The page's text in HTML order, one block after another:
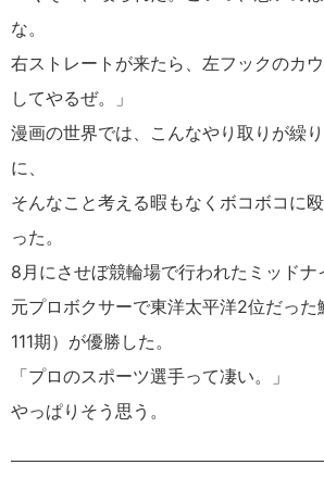
な。
右ストレートが来たら、左フックのカ
してやるぜ。」
漫画の世界では、こんなやり取りが繰
に、
そんなこと考える暇もなくボコボコに
った。
8月にさせぼ競輪場で行われたミッドナ
元プロボクサーで東洋太平洋2位だった
111期）が優勝した。
「プロのスポーツ選手って凄い。」
やっぱりそう思う。